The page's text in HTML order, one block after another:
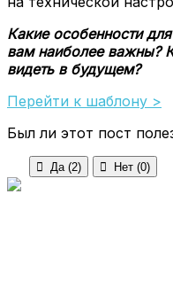
Какие особенности
вам наиболее важны?
видеть в будущем?
Перейти к шаблону >
Был ли этот пост
 Да (2)  Нет (0)